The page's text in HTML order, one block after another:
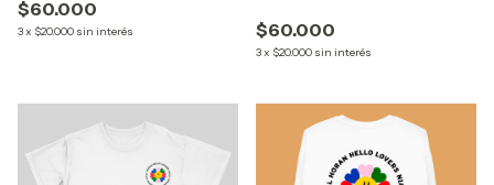
$60.000
3x $20.000 sin interés $60.000
3x $20.000 sin interés